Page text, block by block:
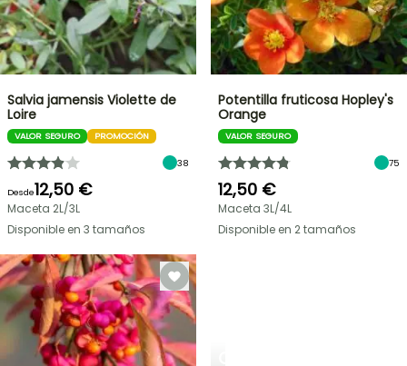
Salvia jamensis Violette de
Loire
VALOR SEGURO PROMOCIÓN
38
Desde12,50 €
Maceta 2L/3L
Disponible en 3 tamaños
Potentilla fruticosa Hopley's
Orange
VALOR SEGURO
75
12,50 €
Maceta 3L/4L
Disponible en 2 tamaños